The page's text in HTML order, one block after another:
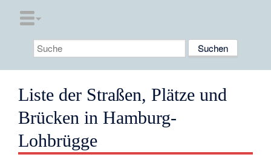
Liste der Straßen, Plätze und
Brücken in Hamburg-
Lohbrügge